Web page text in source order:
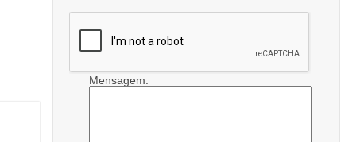
Mensagem: